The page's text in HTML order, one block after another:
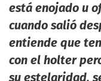
está enojado u
cuando salió
entiende que
con el holter
su estelaridad,